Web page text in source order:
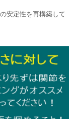
安定性を再構築して